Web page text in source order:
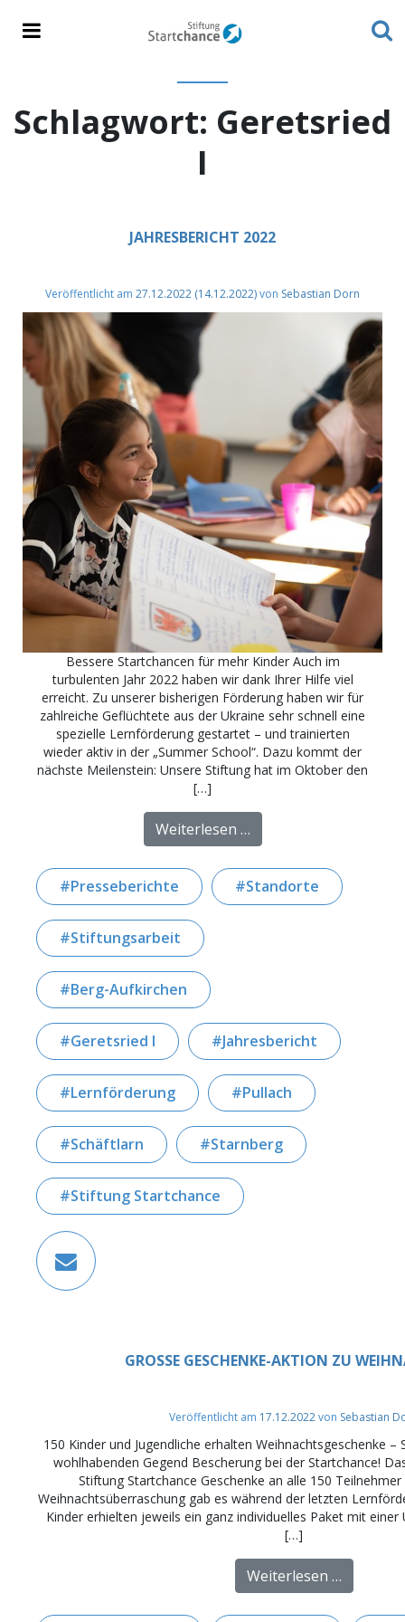
Schlagwort: Geretsried
I
JAHRESBERICHT 2022
Veröffentlicht am 27.12.2022 (14.12.2022)von Sebastian Dorn
Bessere Startchancen für mehr Kinder Auch im
turbulenten Jahr 2022 haben wir dank Ihrer Hilfe viel
erreicht. Zu unserer bisherigen Förderung haben wir für
zahlreiche Geflüchtete aus der Ukraine sehr schnell eine
spezielle Lernförderung gestartet – und trainierten
wieder aktiv in der „Summer School“. Dazu kommt der
nächste Meilenstein: Unsere Stiftung hat im Oktober den
[…]
Weiterlesen …from Jahresbericht
Presseberichte Standorte
Stiftungsarbeit
Berg-Aufkirchen
Geretsried I Jahresbericht
Lernförderung Pullach
Schäftlarn Starnberg
Stiftung Startchance
GROSSE GESCHENKE-AKTION ZU
Veröffentlicht am 17.12.2022von Sebastian
150 Kinder und Jugendliche erhalten Weihnachtsgeschenke –
wohlhabenden Gegend Bescherung bei der Startchance!
Stiftung Startchance Geschenke an alle 150
Weihnachtsüberraschung gab es während der letzten
Kinder erhielten jeweils ein ganz individuelles Paket mit einer
[…]
Weiterlesen …from